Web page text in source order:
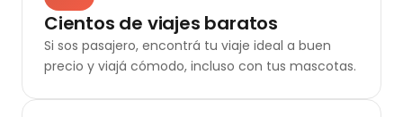
Cientos de viajes baratos
Si sos pasajero, encontrá tu viaje ideal a buen
precio y viajá cómodo, incluso con tus mascotas.